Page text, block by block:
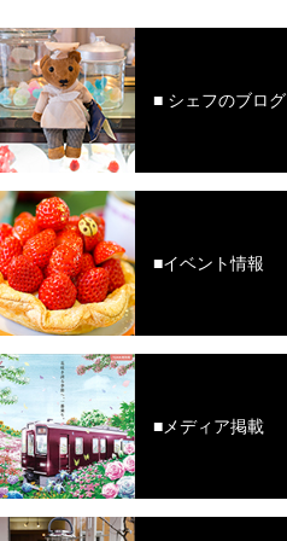
■ シェフのブログ
■イベント情報
■メディア掲載